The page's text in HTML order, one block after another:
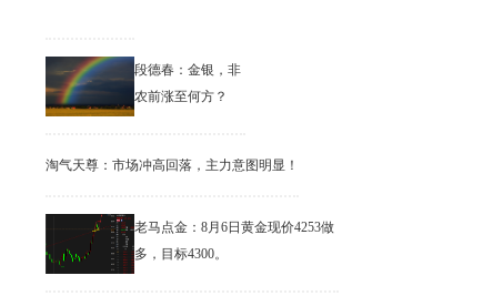
段德春：金银，非
农前涨至何方？
淘气天尊：市场冲高回落，主力意图明显！
老马点金：8月6日黄金现价4253做
多，目标4300。